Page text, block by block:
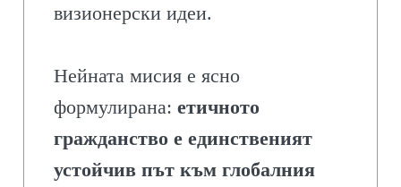
визионерски идеи.
Нейната мисия е ясно
формулирана:етичното
гражданство е единственият
устойчив път към глобалния